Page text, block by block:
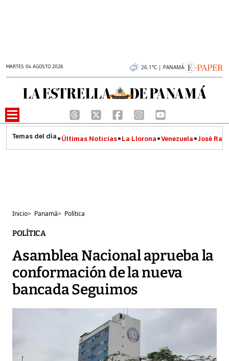
MARTES 04 AGOSTO 2026 26.1°C | PANAMÁ
Últimas Noticias La Llorona Venezuela José
Inicio> Panamá> Política
POLÍTICA
Asamblea Nacional aprueba la
conformación de la nueva
bancada Seguimos